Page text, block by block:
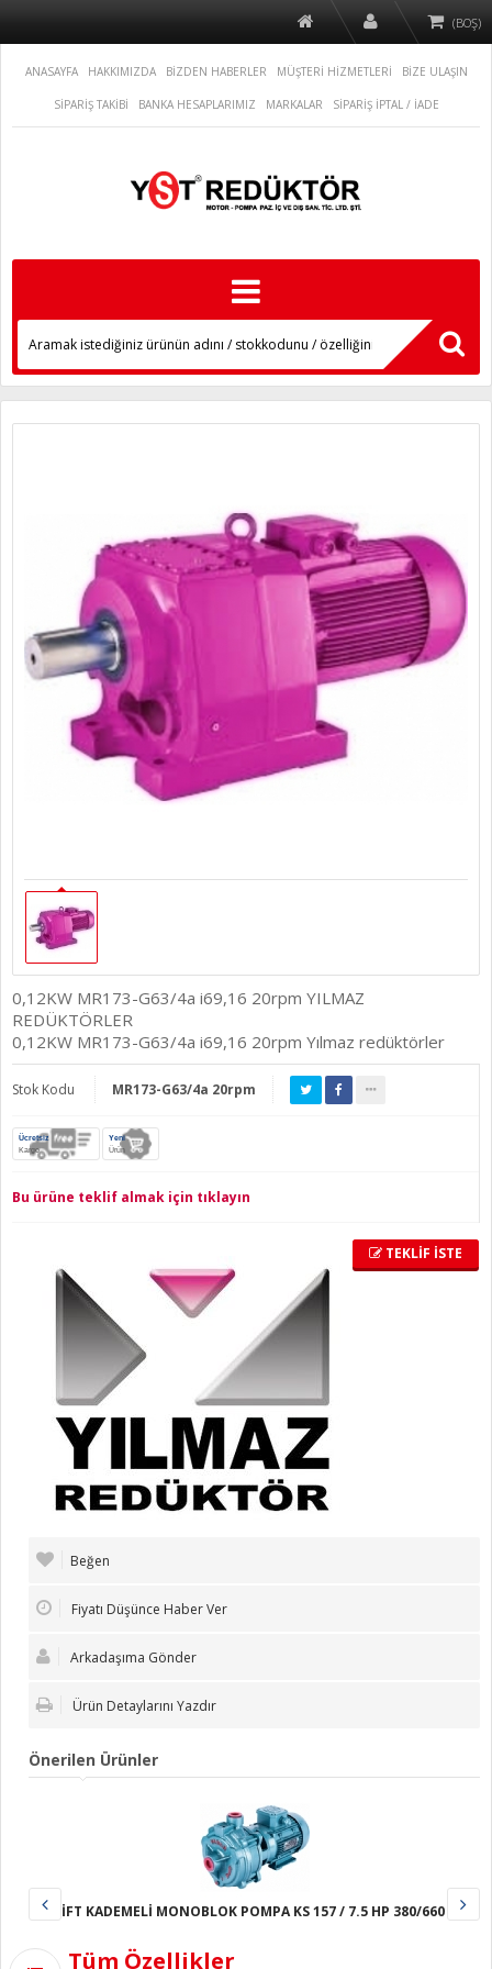
(BOŞ)
ANASAYFA HAKKIMIZDA BİZDEN HABERLER MÜŞTERİ HİZMETLERİ BİZE ULAŞIN
SİPARİŞ TAKİBİ BANKA HESAPLARIMIZ MARKALAR SİPARİŞ İPTAL / İADE
0,12KW MR173-G63/4a i69,16 20rpm YILMAZ
REDÜKTÖRLER
0,12KW MR173-G63/4a i69,16 20rpm Yılmaz redüktörler
Stok Kodu MR173-G63/4a 20rpm
Ücretsiz
Kargo
Yeni
Ürün
Bu ürüne teklif almak için tıklayın
TEKLİF İSTE
Beğen
Fiyatı Düşünce Haber Ver
Arkadaşıma Gönder
Ürün Detaylarını Yazdır
Önerilen Ürünler
ÇİFT KADEMELİ MONOBLOK POMPA KS 157 / 7.5 HP 380/660 V
Tüm Özellikler